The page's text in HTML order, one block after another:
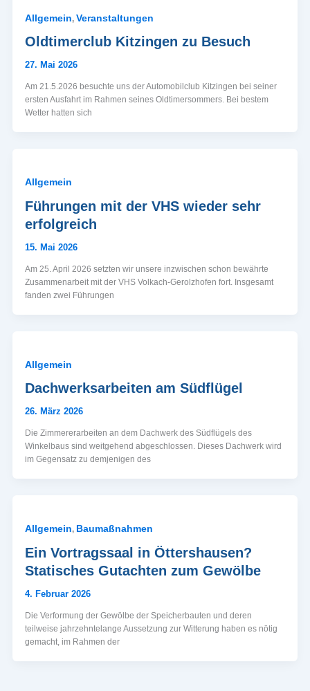
Allgemein,Veranstaltungen
Oldtimerclub Kitzingen zu Besuch
27. Mai 2026
Am 21.5.2026 besuchte uns der Automobilclub Kitzingen bei seiner
ersten Ausfahrt im Rahmen seines Oldtimersommers. Bei bestem
Wetter hatten sich
Allgemein
Führungen mit der VHS wieder sehr
erfolgreich
15. Mai 2026
Am 25. April 2026 setzten wir unsere inzwischen schon bewährte
Zusammenarbeit mit der VHS Volkach-Gerolzhofen fort. Insgesamt
fanden zwei Führungen
Allgemein
Dachwerksarbeiten am Südflügel
26. März 2026
Die Zimmererarbeiten an dem Dachwerk des Südflügels des
Winkelbaus sind weitgehend abgeschlossen. Dieses Dachwerk wird
im Gegensatz zu demjenigen des
Allgemein, Baumaßnahmen
Ein Vortragssaal in Öttershausen?
Statisches Gutachten zum Gewölbe
4. Februar 2026
Die Verformung der Gewölbe der Speicherbauten und deren
teilweise jahrzehntelange Aussetzung zur Witterung haben es nötig
gemacht, im Rahmen der